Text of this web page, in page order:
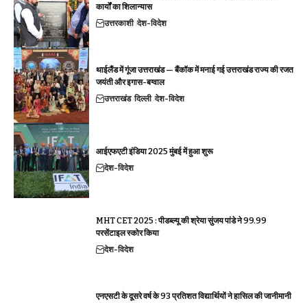
कार्यों का शिलान्यास
उत्तरकाशी देश-विदेश
थाईलैंड में गूंजा उत्तराखंड — बैंकॉक में मनाई गई उत्तराखंड राज्य की रजत
जयंती और इगास-बग्वाल
उत्तराखंड दिल्ली देश-विदेश
आईएफएटी इंडिया 2025 मुंबई में हुआ शुरू
देश-विदेश
MHT CET 2025 : पीडब्ल्यू की श्रेया सुंजय पांडे ने 99.99
परसेंटाइल स्कोर किया
देश-विदेश
एनएसटी के दूसरे वर्ष के 93 प्रतिशत विद्यार्थियों ने हासिल की जानीमानी